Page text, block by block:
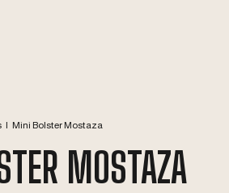
| Mini Bolster Mostaza
MOSTAZA